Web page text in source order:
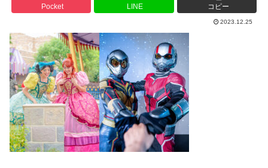
Pocket LINE コピー
2023.12.25